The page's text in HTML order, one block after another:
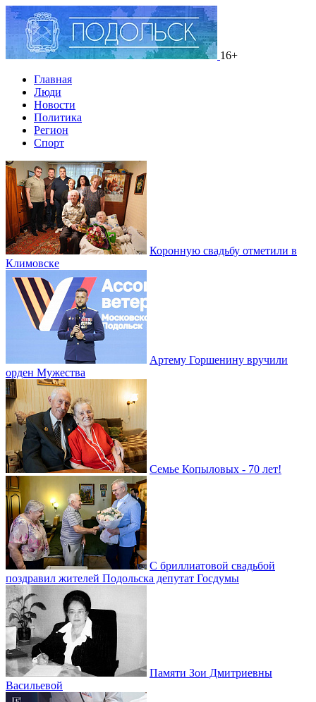
16+
Главная
Люди
Новости
Политика
Регион
Спорт
Коронную свадьбу отметили в
Климовске
Артему Горшенину вручили
орден Мужества
Семье Копыловых - 70 лет!
С бриллиатовой свадьбой
поздравил жителей Подольска депутат Госдумы
Памяти Зои Дмитриевны
Васильевой